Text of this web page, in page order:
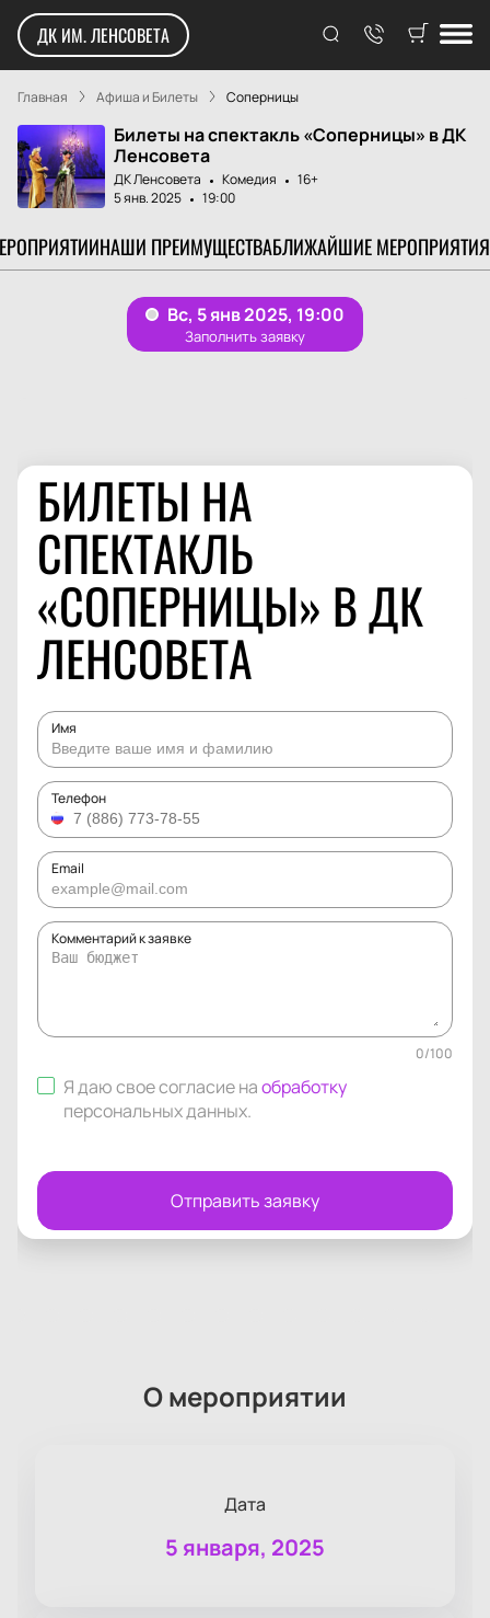
ДК ИМ. ЛЕНСОВЕТА
Главная Афиша и Билеты Соперницы
Билеты на спектакль «Соперницы» в ДК
Ленсовета
ДК Ленсовета Комедия
16+
5 янв. 2025
19:00
НАШИ ПРЕИМУЩЕСТВАБЛИЖАЙШИЕ МЕРОПРИЯТИЯ
БИЛЕТЫ НА
СПЕКТАКЛЬ
«СОПЕРНИЦЫ» В ДК
ЛЕНСОВЕТА
Имя
Телефон
Email
Комментарий к заявке
0/100
Я даю свое согласие наобработку
персональных данных.
Отправить заявку
О мероприятии
Дата
5 января, 2025